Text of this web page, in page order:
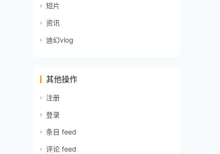
短片
资讯
迪幻vlog
其他操作
注册
登录
条目 feed
评论 feed